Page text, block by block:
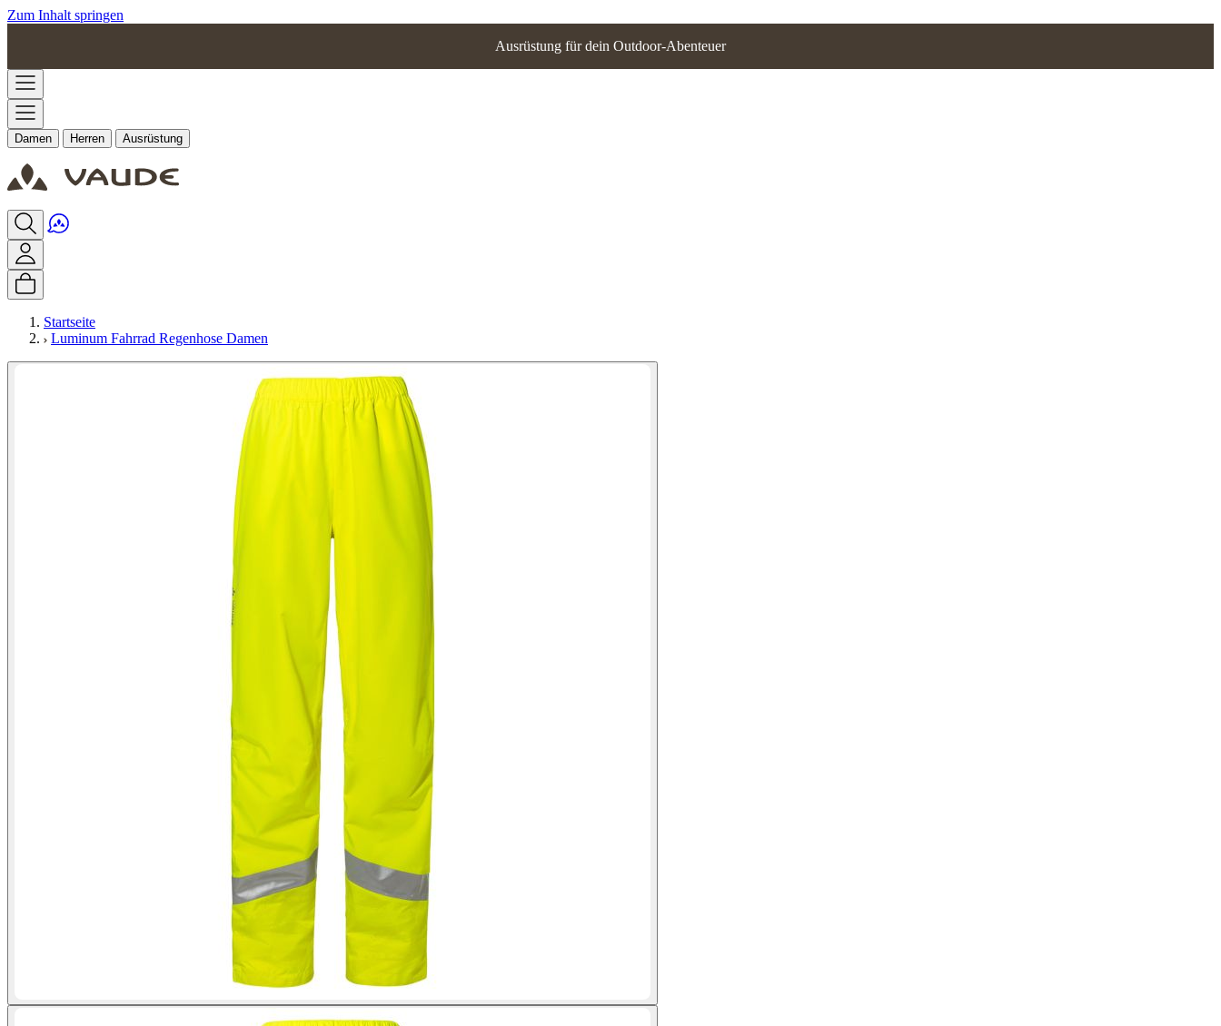
Zum Inhalt springen
Ausrüstung für dein Outdoor-Abenteuer
Damen Herren Ausrüstung
Startseite
Luminum Fahrrad Regenhose Damen